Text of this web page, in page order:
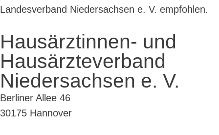
Landesverband Niedersachsen e. V. empfohlen.
Hausärztinnen- und
Hausärzteverband
Niedersachsen e. V.
Berliner Allee 46
30175 Hannover